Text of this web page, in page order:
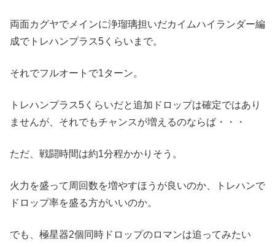
両面カグヤでメインに浄瑠璃担いだカイムハイランダー編
成でトレハンプラス5くらいまで。
それでフルオートで1ターン。
トレハンプラス5くらいだと追加ドロップは確定ではあり
ませんが、それでもチャンスが増えるのならば・・・
ただ、戦闘時間は約1分程かかりそう。
火力を盛って周回数を増やすほうが良いのか、トレハンで
ドロップ率を盛る方がいいのか。
でも、極星器2個同時ドロップのロマンは追ってみたい